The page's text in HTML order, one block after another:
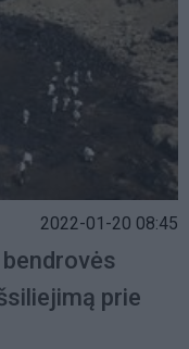
2022-01-20 08:45
prie